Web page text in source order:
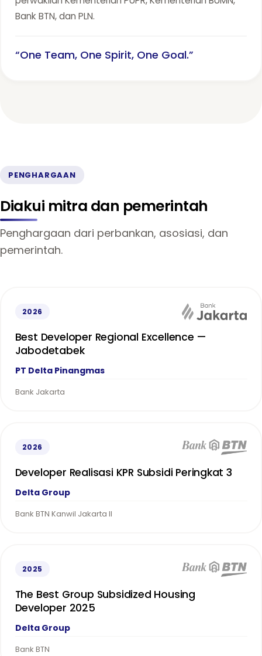
Bank BTN, dan PLN.
“One Team, One Spirit, One Goal.”
PENGHARGAAN
Diakui mitra dan pemerintah
Penghargaan dari perbankan, asosiasi, dan
pemerintah.
2026
Best Developer Regional Excellence —
Jabodetabek
PT Delta Pinangmas
Bank Jakarta
2026
Developer Realisasi KPR Subsidi Peringkat 3
Delta Group
Bank BTN Kanwil Jakarta II
2025
The Best Group Subsidized Housing
Developer 2025
Delta Group
Bank BTN